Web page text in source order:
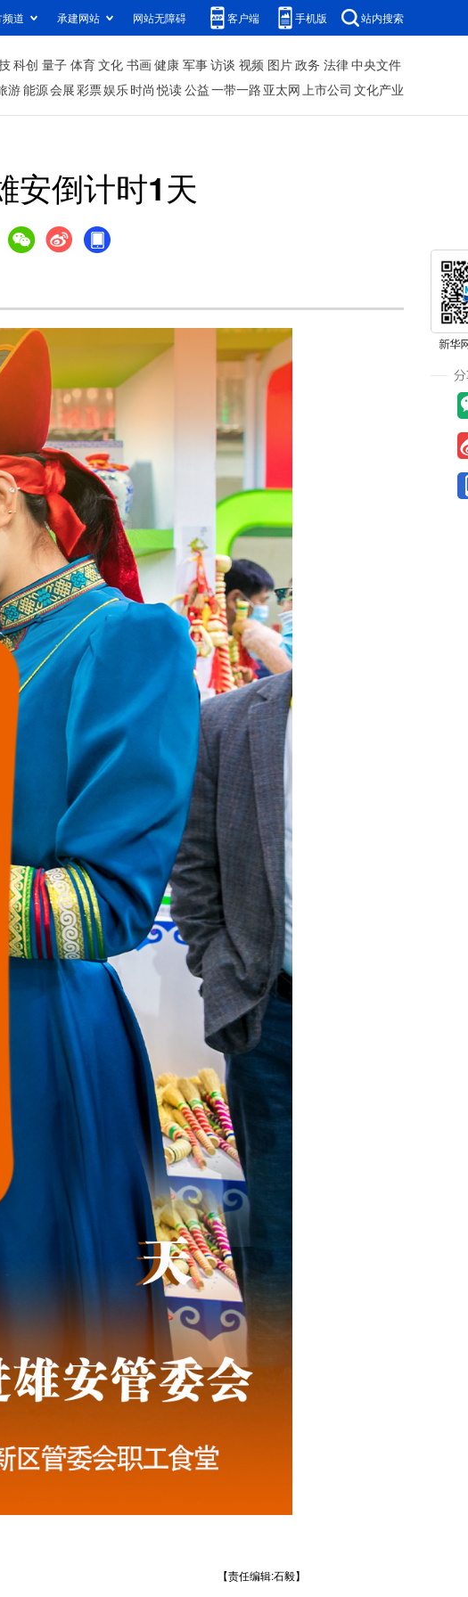
道 承建网站 网站无障碍 客户端 手机版 站内搜索
科创 量子 体育文化 书画健康 军事访谈 视频 图片政务 法律中央文件
游能源会展彩票娱乐时尚 悦读公益一带一路 亚太网上市公司 文化产业
安倒计时1天
【责任编辑:石毅】